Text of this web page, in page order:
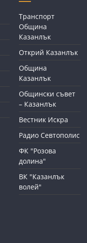
Транспорт
Община
Казанлък
Открий Казанлък
Община
Казанлък
Общински съвет
– Казанлък
Вестник Искра
Радио Севтополис
ФК "Розова
долина"
ВК "Казанлък
волей"